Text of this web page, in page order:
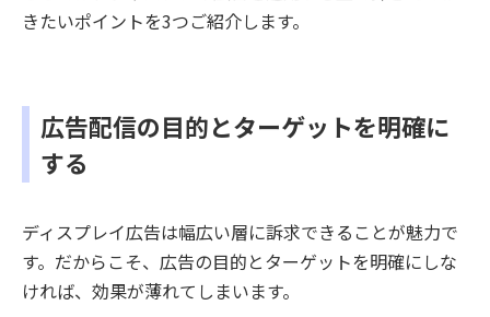
きたいポイントを3つご紹介します。
広告配信の目的とターゲットを明確に
する
ディスプレイ広告は幅広い層に訴求できることが魅力で
す。だからこそ、広告の目的とターゲットを明確にしな
ければ、効果が薄れてしまいます。